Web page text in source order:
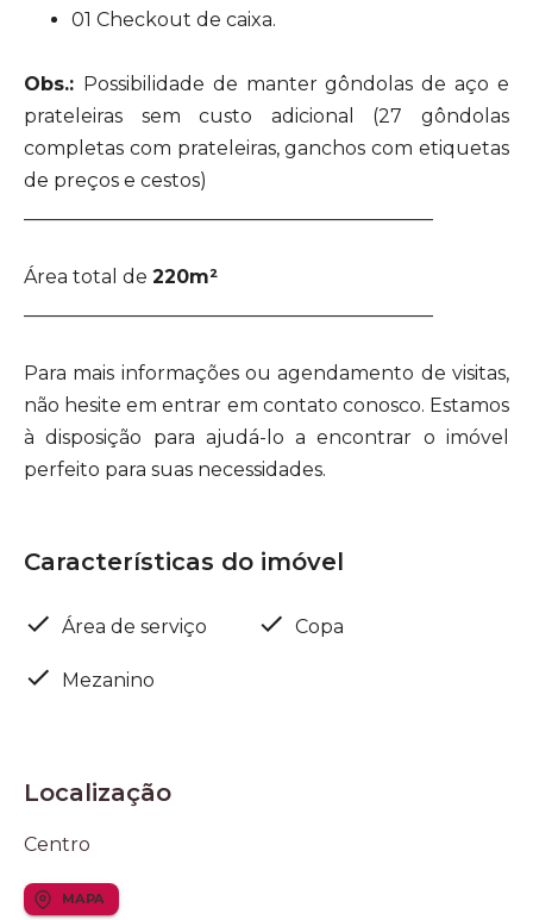
01 Checkout de caixa.
Obs.: Possibilidade de manter gôndolas de aço e
prateleiras sem custo adicional (27 gôndolas
completas com prateleiras, ganchos com etiquetas
de preços e cestos)
Área total de 220m²
Para mais informações ou agendamento de visitas,
não hesite em entrar em contato conosco. Estamos
à disposição para ajudá-lo a encontrar o imóvel
perfeito para suas necessidades.
Características do imóvel
Área de serviço Copa
Mezanino
Localização
Centro
MAPA